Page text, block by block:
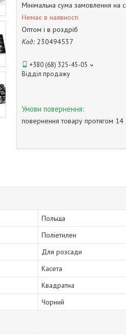
Мінімальна сума замовлення на
Немає в наявності
Оптом і в роздріб
Код: 230494537
+380 (68) 325-45-05
Відділ продажу
повернення товару протягом 14
Польща
Поліетилен
Для розсади
Касета
Квадратна
Чорний